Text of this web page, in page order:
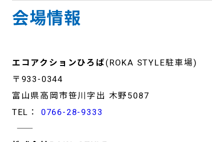
会場情報
エコアクションひろば (ROKA STYLE駐車場)
〒933-0344
富山県高岡市笹川字出 木野5087
TEL：
0766-28-9333
―――――――――――――――――